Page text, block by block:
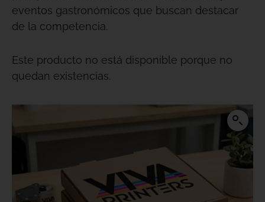
eventos gastronómicos que buscan destacar
de la competencia.
Este producto no está disponible porque no
quedan existencias.